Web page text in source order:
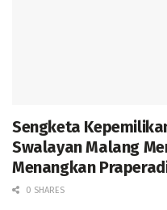
Sengketa
Swalayan Malang
Menangkan
0 SHARES